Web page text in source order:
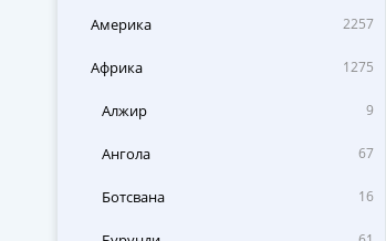
Америка 2257
Африка 1275
Алжир 9
Ангола 67
Ботсвана 16